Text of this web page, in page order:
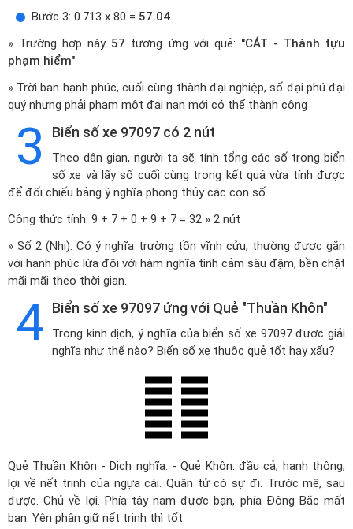
Bước 3: 0.713 x 80 = 57.04
» Trường hợp này 57 tương ứng với quẻ: "CÁT - Thành tựu
phạm hiểm"
» Trời ban hạnh phúc, cuối cùng thành đại nghiệp, số đại phú đại
quý nhưng phải phạm một đại nạn mới có thể thành công
3 Biển số xe 97097 có 2 nút
Theo dân gian, người ta sẽ tính tổng các số trong biển
số xe và lấy số cuối cùng trong kết quả vừa tính được
để đối chiếu bảng ý nghĩa phong thủy các con số.
Công thức tính: 9 + 7 + 0 + 9 + 7 = 32 » 2 nút
» Số 2 (Nhị): Có ý nghĩa trường tồn vĩnh cửu, thường được gắn
với hạnh phúc lứa đôi với hàm nghĩa tình cảm sâu đậm, bền chặt
mãi mãi theo thời gian.
4 Biển số xe 97097 ứng với Quẻ "Thuần Khôn"
Trong kinh dịch, ý nghĩa của biển số xe 97097 được giải
nghĩa như thế nào? Biển số xe thuộc quẻ tốt hay xấu?
Quẻ Thuần Khôn - Dịch nghĩa. - Quẻ Khôn: đầu cả, hanh thông,
lợi về nết trinh của ngựa cái. Quân tử có sự đi. Trước mê, sau
được. Chủ về lợi. Phía tây nam được bạn, phía Đông Bắc mất
bạn. Yên phận giữ nết trinh thì tốt.